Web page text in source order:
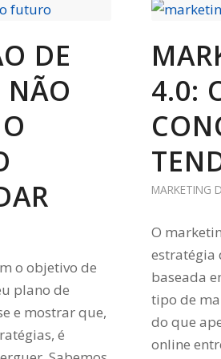
DE
NÃO
o objetivo de
plano de
e mostrar que,
é
4.0:
MARKETING
O
estratégia
baseada
tipo de
do que
online